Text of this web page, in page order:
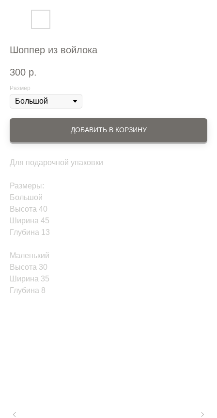
Шоппер из войлока
300 р.
Размер
ДОБАВИТЬ В КОРЗИНУ
Для подарочной упаковки
Размеры:
Большой
Высота 40
Ширина 45
Глубина 13
Маленький
Высота 30
Ширина 35
Глубина 8